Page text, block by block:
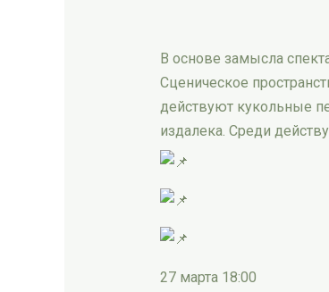
В основе замысла
Сценическое
действуют кукольные
издалека. Среди
27 марта 18:00